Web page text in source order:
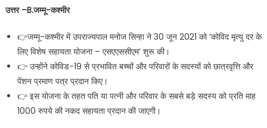
उत्तर –B.जम्मू-कश्मीर
👉जम्मू-कश्मीर में उपराज्यपाल मनोज सिन्हा ने 30 जून 2021 को ‘कोविद मृत्यु दर के
लिए विशेष सहायता योजना – एसएएससीएम’ शुरू की।
👉 उन्होंने कोविड-19 से प्रभावित बच्चों और परिवारों के सदस्यों को छात्रवृत्ति और
पेंशन प्रमाण पत्र प्रदान किए।
👉 इस योजना के तहत पति या पत्नी और परिवार के सबसे बड़े सदस्य को प्रति माह
1000 रुपये की नकद सहायता प्रदान की जाएगी।